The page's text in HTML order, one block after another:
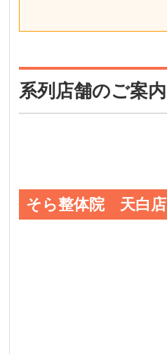
系列店舗のご案内
そら整体院 天白店